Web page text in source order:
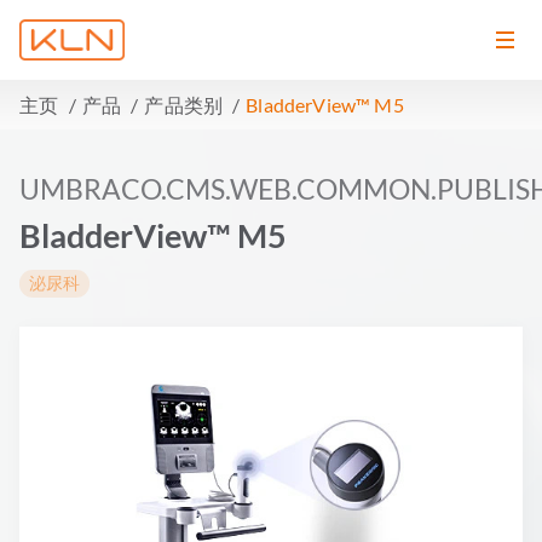
主页 产品 产品类别 BladderView™ M5
BladderView™ M5
泌尿科